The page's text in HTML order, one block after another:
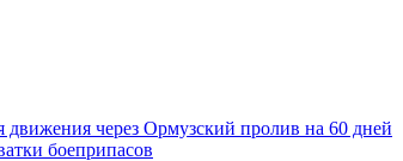
через Ормузский пролив на 60 дней
боеприпасов